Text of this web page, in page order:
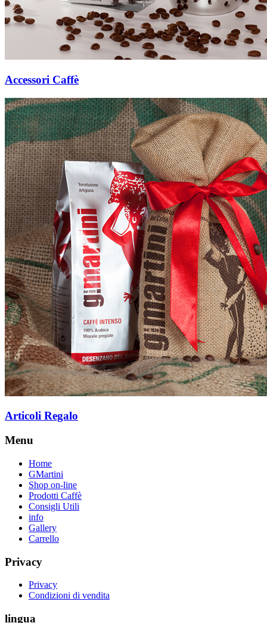
Accessori Caffè
Articoli Regalo
Menu
Home
GMartini
Shop on-line
Prodotti Caffè
Consigli Utili
info
Gallery
Carrello
Privacy
Privacy
Condizioni di vendita
lingua